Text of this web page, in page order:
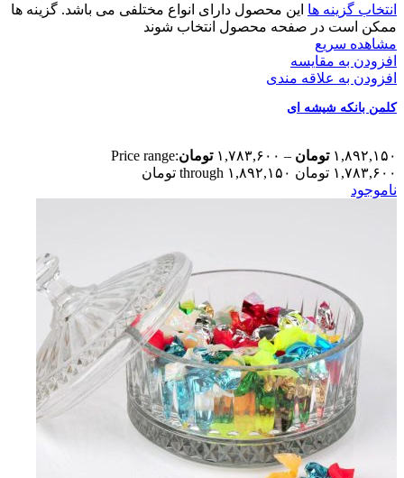
انتخاب گزینه ها این محصول دارای انواع مختلفی می باشد. گزینه ها
ممکن است در صفحه محصول انتخاب شوند
مشاهده سریع
افزودن به مقایسه
افزودن به علاقه مندی
کلمن بانکه شیشه ای
۱,۸۹۲,۱۵۰ تومان – ۱,۷۸۳,۶۰۰ تومانPrice range:
۱,۷۸۳,۶۰۰ تومان through ۱,۸۹۲,۱۵۰ تومان
ناموجود